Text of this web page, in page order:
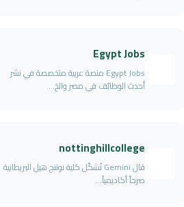
Egypt Jobs
Egypt Jobs منصة عربية متخصصة في نشر
أحدث الوظائف في مصر والخ...
nottinghillcollege
قال Gemini تُشكّل كلية نوتنج هيل البريطانية
صرحاً أكاديمياً...